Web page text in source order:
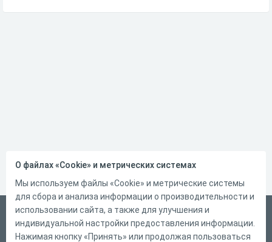
Русский
Справка
О файлах «Cookie» и метрических системах
Мы используем файлы «Cookie» и метрические системы
для сбора и анализа информации о производительности и
использовании сайта, а также для улучшения и
индивидуальной настройки предоставления информации.
Нажимая кнопку «Принять» или продолжая пользоваться